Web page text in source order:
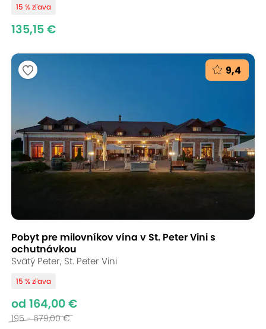
15 % zľava
135,15 €
9,4
Pobyt pre milovníkov vína v St. Peter Vini s
ochutnávkou
Svätý Peter, St. Peter Vini
15 % zľava
od 164,00 €
195 - 679,00 €